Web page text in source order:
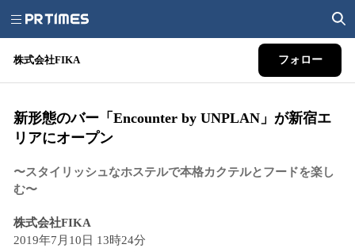
株式会社FIKA フォロー
新形態のバー「Encounter by UNPLAN」が新宿エ
リアにオープン
〜スタイリッシュなホステルで本格カクテルとフードを楽し
む〜
株式会社FIKA
2019年7月10日 13時24分